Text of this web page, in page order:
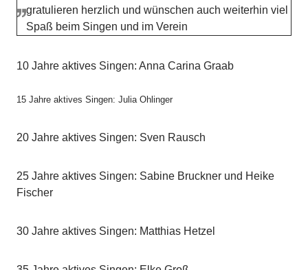
gratulieren herzlich und wünschen auch weiterhin viel
Spaß beim Singen und im Verein
10 Jahre aktives Singen: Anna Carina Graab
15 Jahre aktives Singen: Julia Ohlinger
20 Jahre aktives Singen: Sven Rausch
25 Jahre aktives Singen: Sabine Bruckner und Heike
Fischer
30 Jahre aktives Singen: Matthias Hetzel